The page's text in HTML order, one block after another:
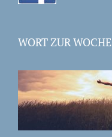
WORT ZUR WOCHE